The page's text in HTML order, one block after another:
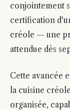
conjointement
certification
créole — une
attendue dès
Cette avancée
la cuisine
organisée,